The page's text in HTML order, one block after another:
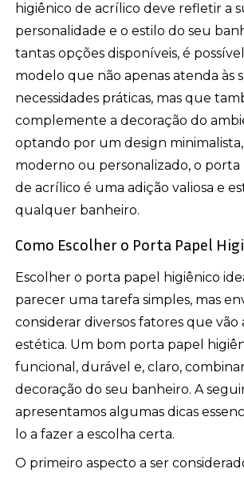
higiênico de acrílico deve refletir a
personalidade e o estilo do seu
tantas opções disponíveis, é
modelo que não apenas atenda às
necessidades práticas, mas que
complemente a decoração do
optando por um design
moderno ou personalizado, o porta
de acrílico é uma adição valiosa e
qualquer banheiro.
Como Escolher o Porta Papel
Escolher o porta papel higiênico
parecer uma tarefa simples, mas
considerar diversos fatores que vão
estética. Um bom porta papel
funcional, durável e, claro,
decoração do seu banheiro. A
apresentamos algumas dicas
lo a fazer a escolha certa.
O primeiro aspecto a ser